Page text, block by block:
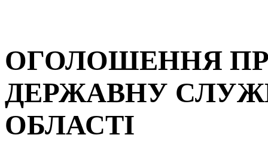
ОГОЛОШЕННЯ
ДЕРЖАВНУ
ОБЛАСТІ